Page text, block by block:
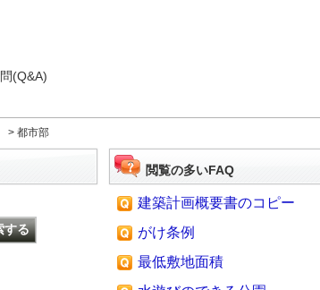
> 都市部
閲覧の多いFAQ
建築計画概要書のコピー
がけ条例
最低敷地面積